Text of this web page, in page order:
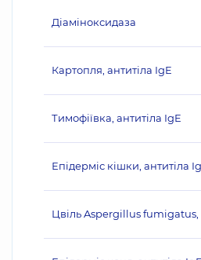
Діаміноксидаза
Картопля, антитіла IgE
Тимофіївка, антитіла IgE
Епідерміс кішки, антитіла
Цвіль Aspergillus fumigatus,